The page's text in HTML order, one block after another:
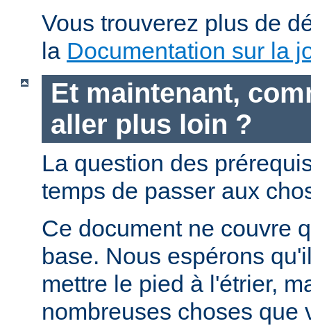
Vous trouverez plus de
la Documentation sur la
Et maintenant,
aller plus loin ?
La question des
temps de passer aux
Ce document ne couvre
base. Nous espérons
mettre le pied à l'étrier,
nombreuses choses que